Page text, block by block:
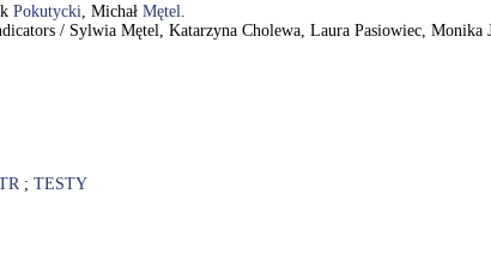
Pokutycki, Michał Mętel.
/ Sylwia Mętel, Katarzyna Cholewa, Laura Pasiowiec,
; TESTY